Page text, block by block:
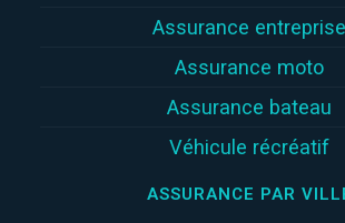
Assurance entreprise
Assurance moto
Assurance bateau
Véhicule récréatif
ASSURANCE PAR